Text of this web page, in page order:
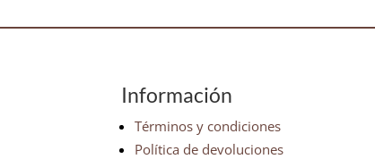
Información
Términos y condiciones
Política de devoluciones